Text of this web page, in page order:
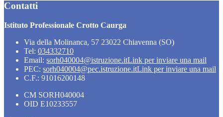
Contatti
Istituto Professionale Crotto Caurga
Via della Molinanca, 57 23022 Chiavenna (SO)
Tel: 034332710
Email: sorh040004@istruzione.itLink per inviare una mail
PEC: sorh040004@pec.istruzione.itLink per inviare una mail
C.F.: 91016200148
CM SORH040004
OID E10233557